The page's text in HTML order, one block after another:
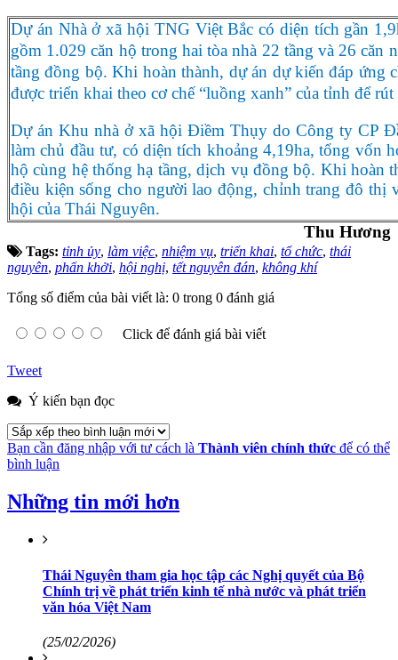
Dự án Nhà ở xã hội TNG Việt Bắc có diện tích gần
gồm 1.029 căn hộ trong hai tòa nhà 22 tầng và 26 căn
tầng đồng bộ. Khi hoàn thành, dự án dự kiến đáp ứng
được triển khai theo cơ chế “luồng xanh” của tỉnh để
Dự án Khu nhà ở xã hội Điềm Thụy do Công ty CP
làm chủ đầu tư, có diện tích khoảng 4,19ha, tổng vốn
hộ cùng hệ thống hạ tầng, dịch vụ đồng bộ. Khi hoàn
điều kiện sống cho người lao động, chỉnh trang đô thị
hội của Thái Nguyên.
Thu Hương
Tags: tỉnh ủy, làm việc, nhiệm vụ, triển khai, tổ chức, thái
nguyên, phấn khởi, hội nghị, tết nguyên đán, không khí
Tổng số điểm của bài viết là: 0 trong 0 đánh giá
Click để đánh giá bài viết
Tweet
Ý kiến bạn đọc
Bạn cần đăng nhập với tư cách là Thành viên chính thức để có thể
bình luận
Những tin mới hơn
Thái Nguyên tham gia học tập các Nghị quyết của Bộ
Chính trị về phát triển kinh tế nhà nước và phát triển
văn hóa Việt Nam
(25/02/2026)